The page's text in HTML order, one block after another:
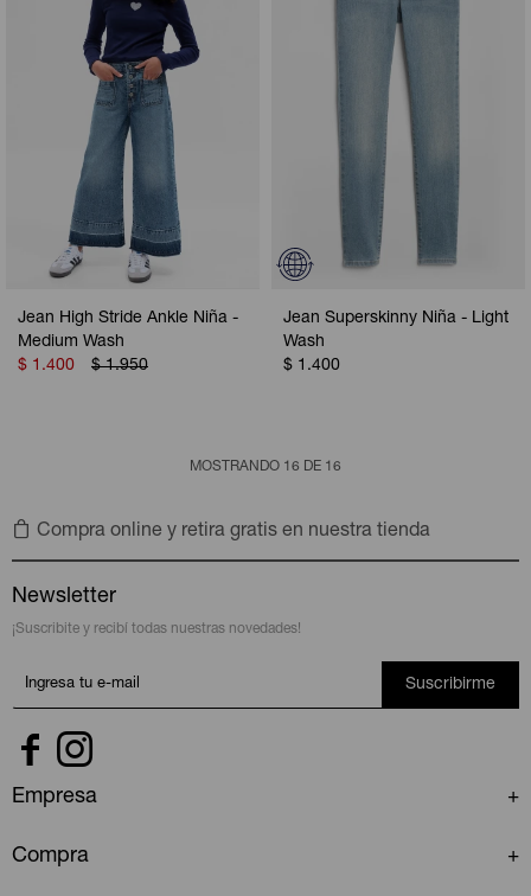
Jean High Stride Ankle Niña -
Medium Wash
$ 1.400 $ 1.950
Jean Superskinny Niña - Light
Wash
$ 1.400
MOSTRANDO 16 DE 16
Compra online y retira gratis en nuestra tienda
Newsletter
¡Suscribite y recibí todas nuestras novedades!
Suscribirme
 
Empresa
Compra